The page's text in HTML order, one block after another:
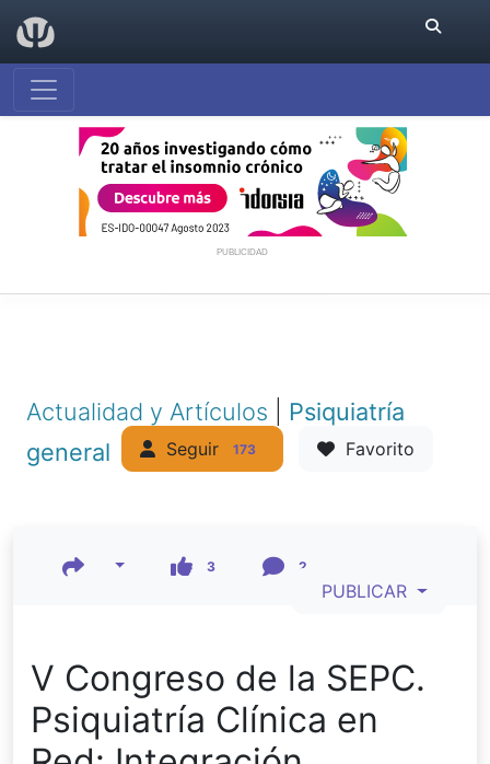
PUBLICIDAD
Actualidad y Artículos
Psiquiatría
general
Seguir 173 Favorito
3 2
PUBLICAR
V Congreso de la SEPC.
Psiquiatría Clínica en